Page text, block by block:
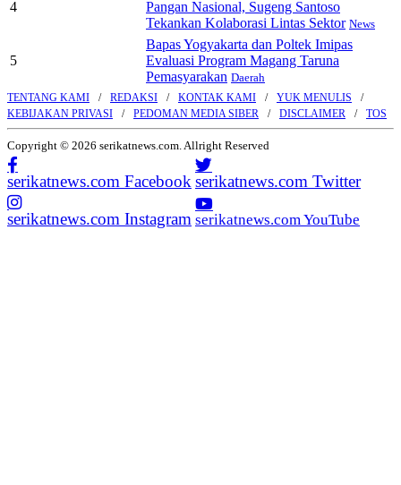
4
Pangan Nasional, Sugeng Santoso
Tekankan Kolaborasi Lintas Sektor News
5
Bapas Yogyakarta dan Poltek Imipas
Evaluasi Program Magang Taruna
Pemasyarakan Daerah
TENTANG KAMI REDAKSI KONTAK KAMI
YUK MENULIS
KEBIJAKAN PRIVASI
PEDOMAN MEDIA SIBER DISCLAIMER TOS
Copyright © 2026 serikatnews.com. Allright Reserved
serikatnews.com Facebook serikatnews.com Twitter
serikatnews.com Instagram serikatnews.com YouTube